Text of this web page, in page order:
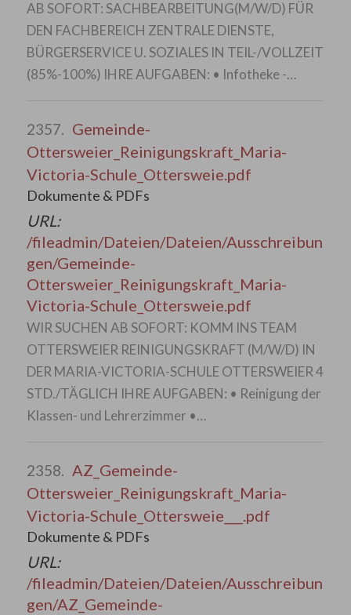
AB SOFORT: SACHBEARBEITUNG(M/W/D) FÜR
DEN FACHBEREICH ZENTRALE DIENSTE,
BÜRGERSERVICE U. SOZIALES IN TEIL-/VOLLZEIT
(85%-100%) IHRE AUFGABEN: • Infotheke -…
2357. Gemeinde-
Ottersweier_Reinigungskraft_Maria-
Victoria-Schule_Ottersweie.pdf
Dokumente & PDFs
URL:
/fileadmin/Dateien/Dateien/Ausschreibun
gen/Gemeinde-
Ottersweier_Reinigungskraft_Maria-
Victoria-Schule_Ottersweie.pdf
WIR SUCHEN AB SOFORT: KOMM INS TEAM
OTTERSWEIER REINIGUNGSKRAFT (M/W/D) IN
DER MARIA-VICTORIA-SCHULE OTTERSWEIER 4
STD./TÄGLICH IHRE AUFGABEN: • Reinigung der
Klassen- und Lehrerzimmer •…
2358. AZ_Gemeinde-
Ottersweier_Reinigungskraft_Maria-
Victoria-Schule_Ottersweie___.pdf
Dokumente & PDFs
URL:
/fileadmin/Dateien/Dateien/Ausschreibun
gen/AZ_Gemeinde-